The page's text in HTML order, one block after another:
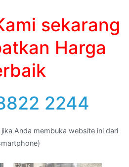
sekarang
Harga
2244
Anda membuka website ini dari